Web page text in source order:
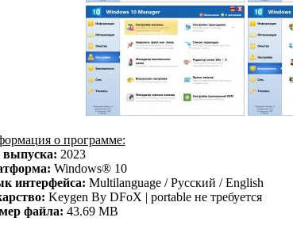
о программе:
выпуска: 2023
Windows® 10
интерфейса: Multilanguage / Русский / English
Keygen By DFoX | portable не требуется
файла: 43.69 MB